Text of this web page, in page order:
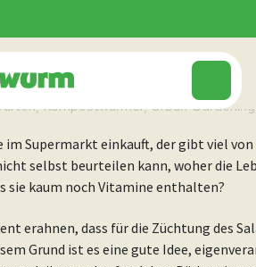
UND OBST
IST
,Kompostwürmer,Urban Gardening
im Supermarkt einkauft, der gibt viel
selbst beurteilen kann, woher die
sie kaum noch Vitamine enthalten?
erahnen, dass für die Züchtung des
Grund ist es eine gute Idee,